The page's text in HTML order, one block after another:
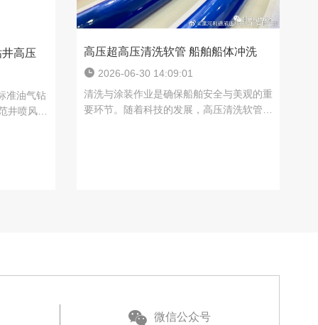
高压
准油气钻
井喷风
高压超高压清洗软管 船舶船体冲洗
2026-06-30 14:09:01
清洗与涂装作业是确保船舶安全与美观的重
要环节。随着科技的发展，高压清洗软管和
微信公众号